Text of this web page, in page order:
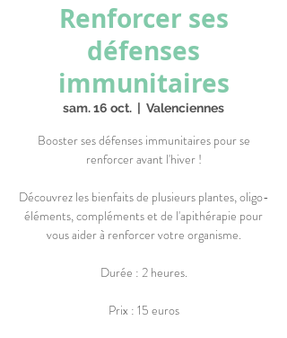
Renforcer ses
défenses
immunitaires
sam. 16 oct.
  |
Valenciennes
Booster ses défenses immunitaires pour se
renforcer avant l'hiver !
Découvrez les bienfaits de plusieurs plantes, oligo-
éléments, compléments et de l'apithérapie pour
vous aider à renforcer votre organisme.
Durée : 2 heures.
Prix : 15 euros